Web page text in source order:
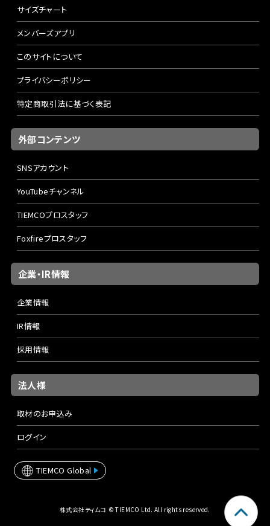
サイズチャート
メンバーズアプリ
このサイトについて
プライバシーポリシー
特定商取引法に基づく表記
外部コンテンツ
SNSアカウント
YouTubeチャンネル
TIEMCOプロスタッフ
Foxfireプロスタッフ
企業・IR情報
企業情報
IR情報
採用情報
法人様
取材のお申込み
ログイン
TIEMCO Global
株式会社ティムコ © TIEMCO Ltd. All rights reserved.